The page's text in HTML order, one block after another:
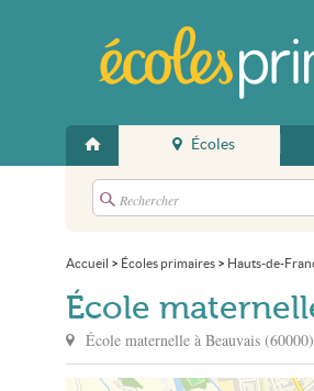
Écoles
Accueil > Écoles primaires > Hauts-de-
École
École maternelle à Beauvais (60000)